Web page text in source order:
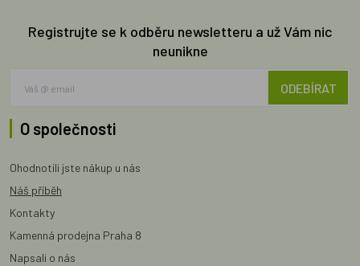
Registrujte se k odběru newsletteru a už Vám nic
neunikne
ODEBÍRAT
O společnosti
Ohodnotili jste nákup u nás
Náš příběh
Kontakty
Kamenná prodejna Praha 8
Napsali o nás